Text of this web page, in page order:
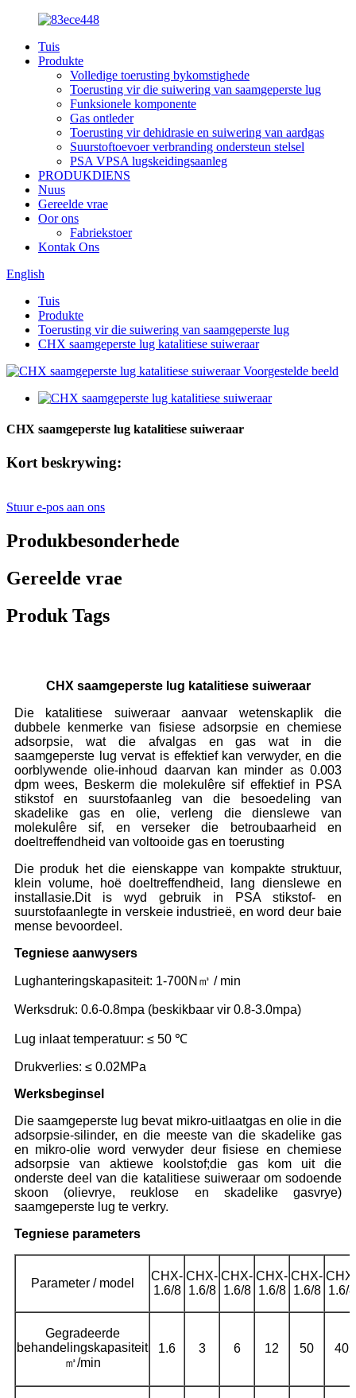
Tuis
Produkte
Volledige toerusting bykomstighede
Toerusting vir die suiwering van saamgeperste lug
Funksionele komponente
Gas ontleder
Toerusting vir dehidrasie en suiwering van aardgas
Suurstoftoevoer verbranding ondersteun stelsel
PSA VPSA lugskeidingsaanleg
PRODUKDIENS
Nuus
Gereelde vrae
Oor ons
Fabriekstoer
Kontak Ons
English
Tuis
Produkte
Toerusting vir die suiwering van saamgeperste lug
CHX saamgeperste lug katalitiese suiweraar
CHX saamgeperste lug katalitiese suiweraar
Kort beskrywing:
Stuur e-pos aan ons
Produkbesonderhede
Gereelde vrae
Produk Tags
CHX saamgeperste lug katalitiese suiweraar
Die katalitiese suiweraar aanvaar wetenskaplik die
dubbele kenmerke van fisiese adsorpsie en chemiese
adsorpsie, wat die afvalgas en gas wat in die
saamgeperste lug vervat is effektief kan verwyder, en die
oorblywende olie-inhoud daarvan kan minder as 0.003
dpm wees, Beskerm die molekulêre sif effektief in PSA
stikstof en suurstofaanleg van die besoedeling van
skadelike gas en olie, verleng die dienslewe van
molekulêre sif, en verseker die betroubaarheid en
doeltreffendheid van voltooide gas en toerusting
Die produk het die eienskappe van kompakte struktuur,
klein volume, hoë doeltreffendheid, lang dienslewe en
installasie.Dit is wyd gebruik in PSA stikstof- en
suurstofaanlegte in verskeie industrieë, en word deur baie
mense bevoordeel.
Tegniese aanwysers
Lughanteringskapasiteit: 1-700N㎥ / min
Werksdruk: 0.6-0.8mpa (beskikbaar vir 0.8-3.0mpa)
Lug inlaat temperatuur: ≤ 50 ℃
Drukverlies: ≤ 0.02MPa
Werksbeginsel
Die saamgeperste lug bevat mikro-uitlaatgas en olie in die
adsorpsie-silinder, en die meeste van die skadelike gas
en mikro-olie word verwyder deur fisiese en chemiese
adsorpsie van aktiewe koolstof;die gas kom uit die
onderste deel van die katalitiese suiweraar om sodoende
skoon (olievrye, reuklose en skadelike gasvrye)
saamgeperste lug te verkry.
Tegniese parameters
Parameter / model
CHX-
1.6/8
CHX-
1.6/8
CHX-
1.6/8
CHX-
1.6/8
CHX-
1.6/8
1.6/8
Gegradeerde
behandelingskapasiteit
㎥/min
1.6 3 6 12 50 40